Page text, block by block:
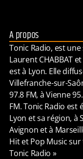
A propos
Tonic Radio, est
Laurent CHABBAT
est à Lyon. Elle
Villefranche-sur-
97.8 FM, à Vienne
FM. Tonic Radio est
Lyon et sa région, à
Avignon et à
Hit et Pop Music
Tonic Radio »